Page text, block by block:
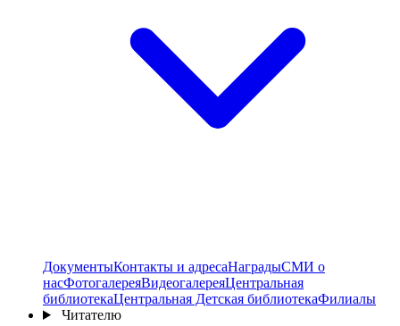
ДокументыКонтакты и адресаНаградыСМИ о
насФотогалереяВидеогалереяЦентральная
библиотекаЦентральная Детская библиотекаФилиалы
Читателю